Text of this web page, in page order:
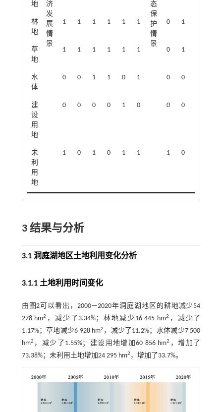
地
济
发
展
情
景
态
保
护
情
景
林
地
1 1 1 1 1 1 0 1
草
地
1 1 1 1 1 1 0 1
水
体
0 0 1 1 0 1 0 0
建
设
用
地
0 0 0 0 1 0 0 0
未
利
用
地
1 0 1 0 1 1 1 0
3 结果与分析
3.1 洞庭湖地区土地利用变化分析
3.1.1 土地利用时间变化
由 图2 可以看出，2000—2020年洞庭湖地区的耕地减少54
278 hm2 ，减少了3.34%；林地减少16 445 hm2 ，减少了
1.17%；草地减少6 928 hm2 ，减少了11.2%；水体减少7 500
hm2 ，减少了1.55%；建设用地增加60 856 hm2 ，增加了
73.38%；未利用土地增加24 295 hm2 ，增加了33.7%。